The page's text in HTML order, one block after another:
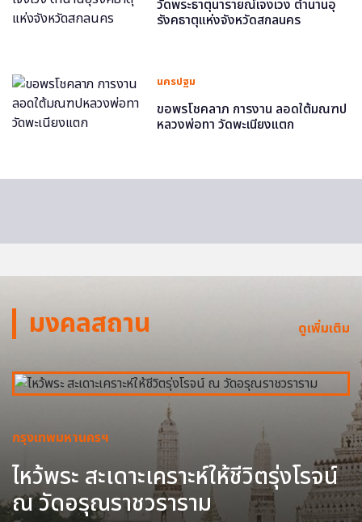
วัดพระธาตุนารายณ์เจงเวง ตำนานอุ
รังคธาตุแห่งจังหวัดสกลนคร
นครปฐม
ขอพรโชคลาภ การงาน ลอดใต้มณฑป
หลวงพ่อทา วัดพะเนียงแตก
มงคลสถาน ดูเพิ่มเติม
กรุงเทพมหานครฯ
ไหว้พระ สะเดาะเคราะห์ให้ชีวิตรุ่งโรจน์
ณ วัดอรุณราชวราราม